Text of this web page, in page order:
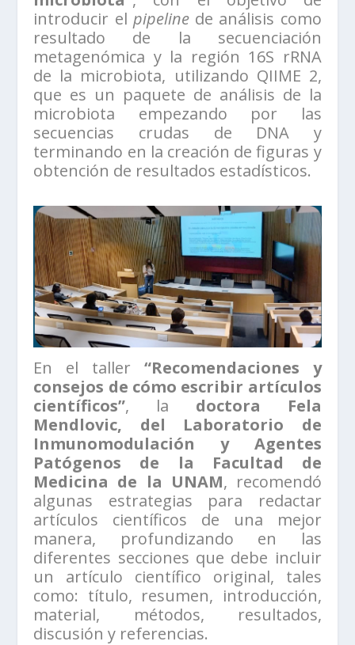
introducir el pipelinede análisis como
resultado de la secuenciación
metagenómica y la región 16S rRNA
de la microbiota, utilizando QIIME 2,
que es un paquete de análisis de la
microbiota empezando por las
secuencias crudas de DNA y
terminando en la creación de figuras y
obtención de resultados estadísticos.
En el taller “Recomendaciones y
consejos de cómo escribir artículos
científicos”, la doctora Fela
Mendlovic, del Laboratorio de
Inmunomodulación y Agentes
Patógenos de la Facultad de
Medicina de la UNAM, recomendó
algunas estrategias para redactar
artículos científicos de una mejor
manera, profundizando en las
diferentes secciones que debe incluir
un artículo científico original, tales
como: título, resumen, introducción,
material, métodos, resultados,
discusión y referencias.